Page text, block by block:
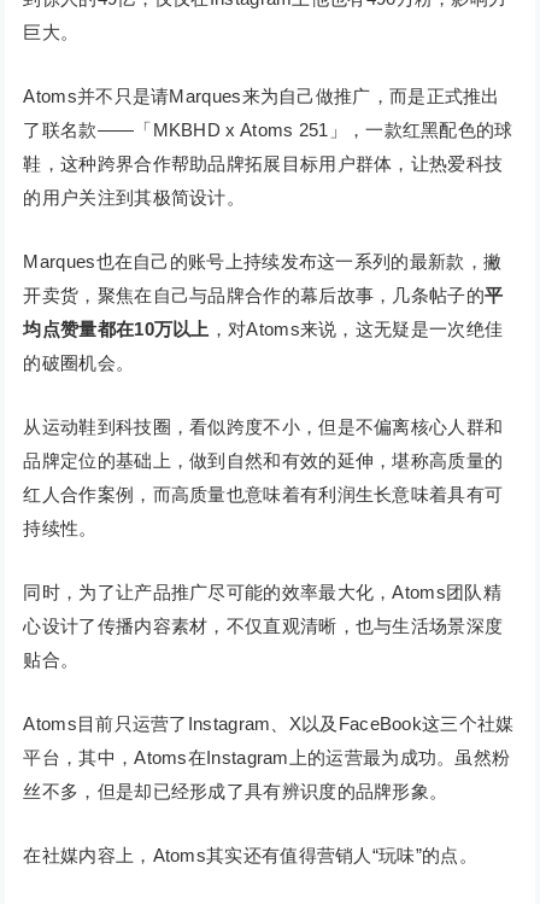
巨大。
Atoms并不只是请Marques来为自己做推广，而是正式推出
了联名款——「MKBHD x Atoms 251」，一款红黑配色的球
鞋，这种跨界合作帮助品牌拓展目标用户群体，让热爱科技
的用户关注到其极简设计。
Marques也在自己的账号上持续发布这一系列的最新款，撇
开卖货，聚焦在自己与品牌合作的幕后故事，几条帖子的平
均点赞量都在10万以上 ，对Atoms来说，这无疑是一次绝佳
的破圈机会。
从运动鞋到科技圈，看似跨度不小，但是不偏离核心人群和
品牌定位的基础上，做到自然和有效的延伸，堪称高质量的
红人合作案例，而高质量也意味着有利润生长意味着具有可
持续性。
同时，为了让产品推广尽可能的效率最大化，Atoms团队精
心设计了传播内容素材，不仅直观清晰，也与生活场景深度
贴合。
Atoms目前只运营了Instagram、X以及FaceBook这三个社媒
平台，其中，Atoms在Instagram上的运营最为成功。虽然粉
丝不多，但是却已经形成了具有辨识度的品牌形象。
在社媒内容上，Atoms其实还有值得营销人“玩味”的点。